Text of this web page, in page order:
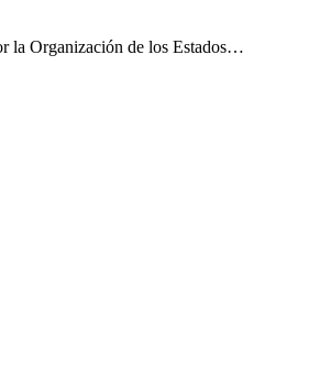
la Organización de los Estados…